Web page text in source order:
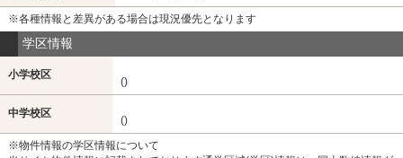
※各種情報と差異がある場合は現況優先となります
学区情報
小学校区
()
中学校区
()
※物件情報の学区情報について